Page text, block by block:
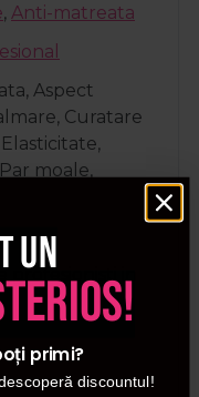
, Anti-matreata
Aspect
Curatare
moale,
in
un
primi?
discountul!